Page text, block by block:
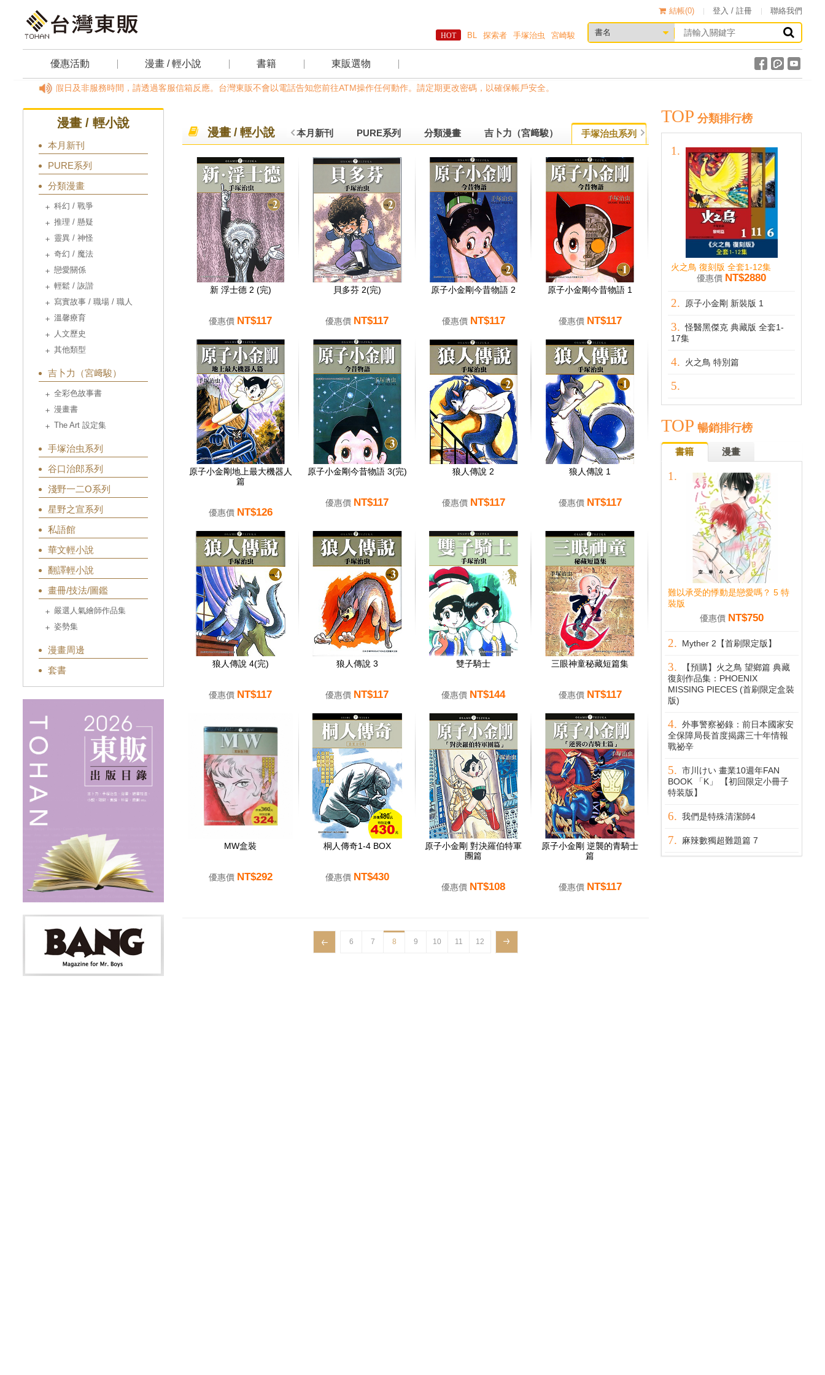
結帳(0) 登入 / 註冊 聯絡我們
BL 探索者 手塚治虫 宮崎駿
優惠活動 漫畫 / 輕小說 書籍 東販選物
假日及非服務時間，請透過客服信箱反應。台灣東販不會以電話告知您前往ATM操作任何動作。請定期更改密碼，以確保帳戶安全。
漫畫 / 輕小說
本月新刊
PURE系列
分類漫畫
科幻 / 戰爭
推理 / 懸疑
靈異 / 神怪
奇幻 / 魔法
戀愛關係
輕鬆 / 詼諧
寫實故事 / 職場 / 職人
溫馨療育
人文歷史
其他類型
吉卜力（宮﨑駿）
全彩色故事書
漫畫書
The Art 設定集
手塚治虫系列
谷口治郎系列
淺野一二O系列
星野之宣系列
私語館
華文輕小說
翻譯輕小說
畫冊/技法/圖鑑
嚴選人氣繪師作品集
姿勢集
漫畫周邊
套書
漫畫 / 輕小說 本月新刊 PURE系列 分類漫畫 吉卜力（宮﨑駿） 手塚治虫系列 谷口治郎系列 淺野一二O系列
新 浮士德 2 (完)
優惠價 NT$117
貝多芬 2(完)
優惠價 NT$117
原子小金剛今昔物語 2
優惠價 NT$117
原子小金剛今昔物語 1
優惠價 NT$117
原子小金剛地上最大機器人
篇
優惠價 NT$126
原子小金剛今昔物語 3(完)
優惠價 NT$117
狼人傳說 2
優惠價 NT$117
狼人傳說 1
優惠價 NT$117
狼人傳說 4(完)
優惠價 NT$117
狼人傳說 3
優惠價 NT$117
雙子騎士
優惠價 NT$144
三眼神童秘藏短篇集
優惠價 NT$117
MW盒裝
優惠價 NT$292
桐人傳奇1-4 BOX
優惠價 NT$430
原子小金剛 對決羅伯特軍
團篇
優惠價 NT$108
原子小金剛 逆襲的青騎士
篇
優惠價 NT$117
6 7 8 9 10 11 12
TOP 分類排行榜
火之鳥 復刻版 全套1-12集
優惠價 NT$2880
原子小金剛 新裝版 1
怪醫黑傑克 典藏版 全套1-
17集
火之鳥 特別篇
TOP 暢銷排行榜
書籍 漫畫
難以承受的悸動是戀愛嗎？ 5 特
裝版
優惠價 NT$750
Myther 2【首刷限定版】
【預購】火之鳥 望鄉篇 典藏
復刻作品集：PHOENIX
MISSING PIECES (首刷限定盒裝
版)
外事警察祕錄：前日本國家安
全保障局長首度揭露三十年情報
戰祕辛
市川けい 畫業10週年FAN
BOOK 「K」 【初回限定小冊子
特装版】
我們是特殊清潔師4
麻辣數獨超難題篇 7